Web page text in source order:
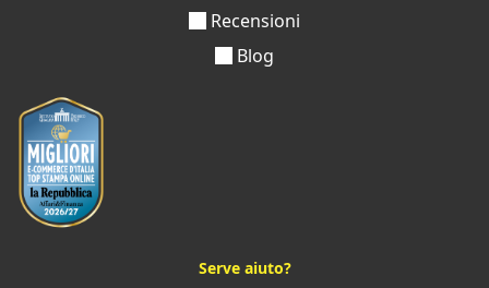
Recensioni
Blog
Serve aiuto?